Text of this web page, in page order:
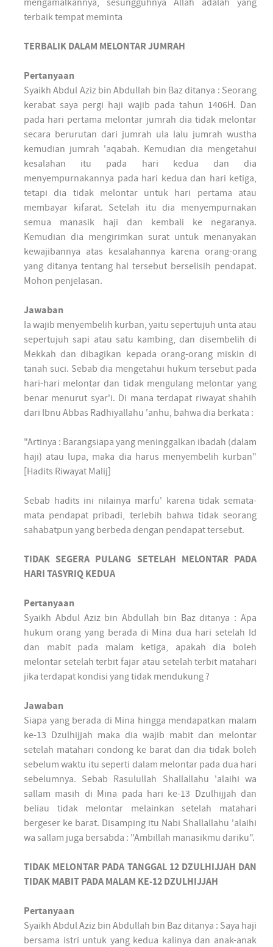
mengamalkannya, sesungguhnya Allah adalah yang
terbaik tempat meminta
TERBALIK DALAM MELONTAR JUMRAH
Pertanyaan
Syaikh Abdul Aziz bin Abdullah bin Baz ditanya : Seorang
kerabat saya pergi haji wajib pada tahun 1406H. Dan
pada hari pertama melontar jumrah dia tidak melontar
secara berurutan dari jumrah ula lalu jumrah wustha
kemudian jumrah 'aqabah. Kemudian dia mengetahui
kesalahan itu pada hari kedua dan dia
menyempurnakannya pada hari kedua dan hari ketiga,
tetapi dia tidak melontar untuk hari pertama atau
membayar kifarat. Setelah itu dia menyempurnakan
semua manasik haji dan kembali ke negaranya.
Kemudian dia mengirimkan surat untuk menanyakan
kewajibannya atas kesalahannya karena orang-orang
yang ditanya tentang hal tersebut berselisih pendapat.
Mohon penjelasan.
Jawaban
Ia wajib menyembelih kurban, yaitu sepertujuh unta atau
sepertujuh sapi atau satu kambing, dan disembelih di
Mekkah dan dibagikan kepada orang-orang miskin di
tanah suci. Sebab dia mengetahui hukum tersebut pada
hari-hari melontar dan tidak mengulang melontar yang
benar menurut syar'i. Di mana terdapat riwayat shahih
dari Ibnu Abbas Radhiyallahu 'anhu, bahwa dia berkata :
"Artinya : Barangsiapa yang meninggalkan ibadah (dalam
haji) atau lupa, maka dia harus menyembelih kurban"
[Hadits Riwayat Malij]
Sebab hadits ini nilainya marfu' karena tidak semata-
mata pendapat pribadi, terlebih bahwa tidak seorang
sahabatpun yang berbeda dengan pendapat tersebut.
TIDAK SEGERA PULANG SETELAH MELONTAR PADA
HARI TASYRIQ KEDUA
Pertanyaan
Syaikh Abdul Aziz bin Abdullah bin Baz ditanya : Apa
hukum orang yang berada di Mina dua hari setelah Id
dan mabit pada malam ketiga, apakah dia boleh
melontar setelah terbit fajar atau setelah terbit matahari
jika terdapat kondisi yang tidak mendukung ?
Jawaban
Siapa yang berada di Mina hingga mendapatkan malam
ke-13 Dzulhijjah maka dia wajib mabit dan melontar
setelah matahari condong ke barat dan dia tidak boleh
sebelum waktu itu seperti dalam melontar pada dua hari
sebelumnya. Sebab Rasulullah Shallallahu 'alaihi wa
sallam masih di Mina pada hari ke-13 Dzulhijjah dan
beliau tidak melontar melainkan setelah matahari
bergeser ke barat. Disamping itu Nabi Shallallahu 'alaihi
wa sallam juga bersabda : "Ambillah manasikmu dariku".
TIDAK MELONTAR PADA TANGGAL 12 DZULHIJJAH DAN
TIDAK MABIT PADA MALAM KE-12 DZULHIJJAH
Pertanyaan
Syaikh Abdul Aziz bin Abdullah bin Baz ditanya : Saya haji
bersama istri untuk yang kedua kalinya dan anak-anak